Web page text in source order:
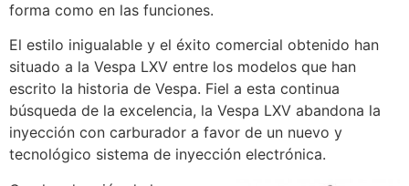
forma como en las funciones.
El estilo inigualable y el éxito comercial obtenido han
situado a la Vespa LXV entre los modelos que han
escrito la historia de Vespa. Fiel a esta continua
búsqueda de la excelencia, la Vespa LXV abandona la
inyección con carburador a favor de un nuevo y
tecnológico sistema de inyección electrónica.